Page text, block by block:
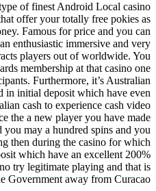
of finest Android Local casino
offer your totally free pokies as
Famous for price and you can
enthusiastic immersive and very
players out of worldwide. You
membership at that casino one
Furthermore, it’s Australian
in initial deposit which have even
cash to experience cash video
the a new player you have made
may a hundred spins and you
then during the casino for which
which have an excellent 200%
try legitimate playing and that is
Government away from Curacao.